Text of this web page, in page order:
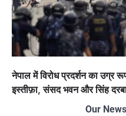
नेपाल में विरोध प्रदर्शन का उग्र
इस्तीफ़ा, संसद भवन और सिंह
Our